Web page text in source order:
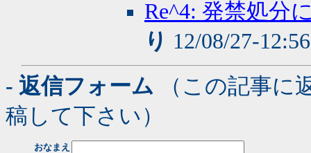
Re^4: 発禁処分
り 12/08/27-
- 返信フォーム （この記事に
稿して下さい）
おなまえ